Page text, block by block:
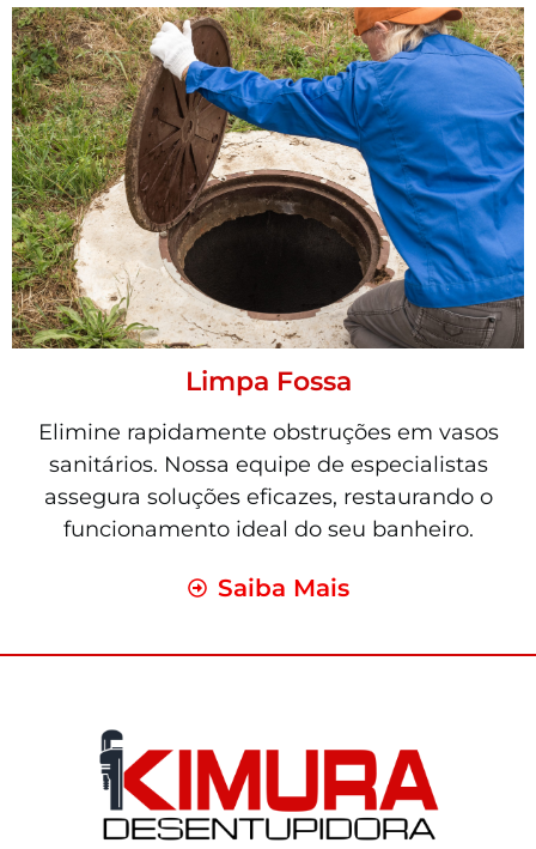
Limpa Fossa
Elimine rapidamente obstruções em vasos
sanitários. Nossa equipe de especialistas
assegura soluções eficazes, restaurando o
funcionamento ideal do seu banheiro.
Saiba Mais